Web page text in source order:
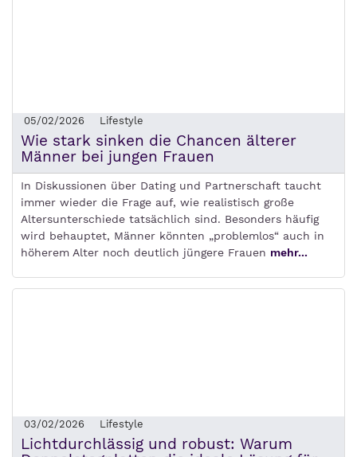
05/02/2026 Lifestyle
Wie stark sinken die Chancen älterer
Männer bei jungen Frauen
In Diskussionen über Dating und Partnerschaft taucht
immer wieder die Frage auf, wie realistisch große
Altersunterschiede tatsächlich sind. Besonders häufig
wird behauptet, Männer könnten „problemlos“ auch in
höherem Alter noch deutlich jüngere Frauen mehr...
03/02/2026 Lifestyle
Lichtdurchlässig und robust: Warum